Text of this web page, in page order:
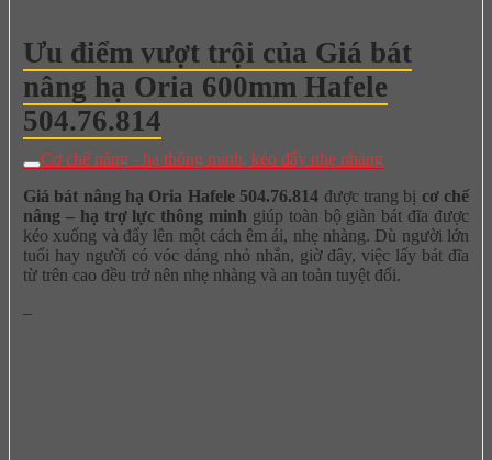
Ưu điểm vượt trội của Giá bát
nâng hạ Oria 600mm Hafele
504.76.814
Cơ chế nâng - hạ thông minh, kéo đẩy nhẹ nhàng
Giá bát nâng hạ Oria Hafele 504.76.814 được trang bị cơ chế
nâng – hạ trợ lực thông minh giúp toàn bộ giàn bát đĩa được
kéo xuống và đẩy lên một cách êm ái, nhẹ nhàng. Dù người lớn
tuổi hay người có vóc dáng nhỏ nhắn, giờ đây, việc lấy bát đĩa
từ trên cao đều trở nên nhẹ nhàng và an toàn tuyệt đối.
–